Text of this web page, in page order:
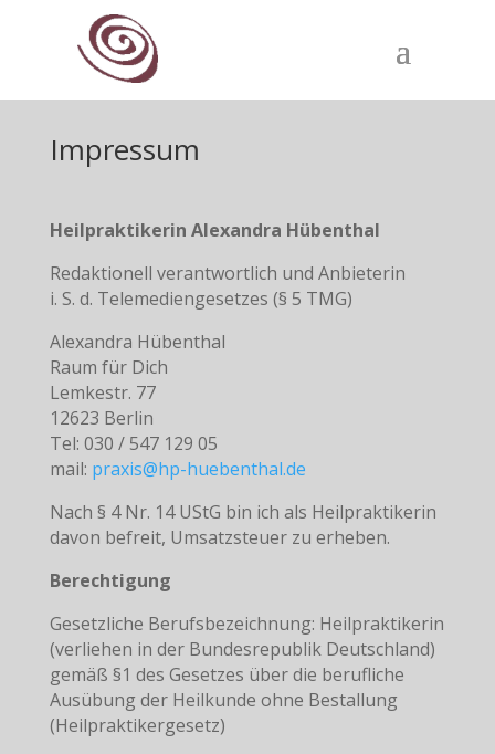
Impressum
Heilpraktikerin Alexandra Hübenthal
Redaktionell verantwortlich und Anbieterin
i. S. d. Telemediengesetzes (§ 5 TMG)
Alexandra Hübenthal
Raum für Dich
Lemkestr. 77
12623 Berlin
Tel: 030 / 547 129 05
mail: praxis@hp-huebenthal.de
Nach § 4 Nr. 14 UStG bin ich als Heilpraktikerin
davon befreit, Umsatzsteuer zu erheben.
Berechtigung
Gesetzliche Berufsbezeichnung: Heilpraktikerin
(verliehen in der Bundesrepublik Deutschland)
gemäß §1 des Gesetzes über die berufliche
Ausübung der Heilkunde ohne Bestallung
(Heilpraktikergesetz)